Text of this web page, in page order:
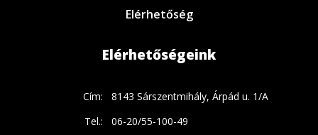
Elérhetőség
Elérhetőségeink
Cím:
8143 Sárszentmihály, Árpád u. 1/A
Tel.:
06-20/55-100-49